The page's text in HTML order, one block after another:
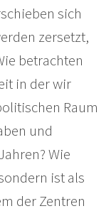
sich
zersetzt,
betrachten
in der wir
Raum
und
Wie
ist als
der Zentren